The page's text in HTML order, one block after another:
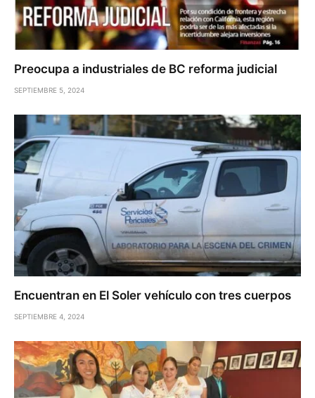
Preocupa a industriales de BC reforma judicial
SEPTIEMBRE 5, 2024
Encuentran en El Soler vehículo con tres cuerpos
SEPTIEMBRE 4, 2024